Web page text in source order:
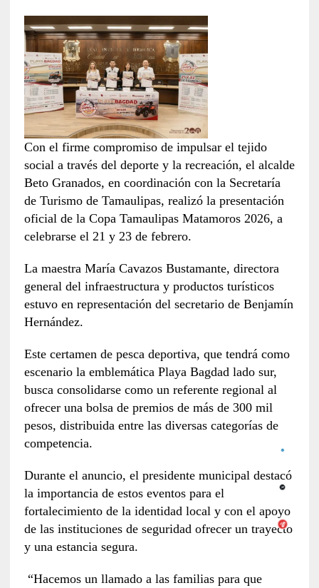
Con el firme compromiso de impulsar el tejido
social a través del deporte y la recreación, el alcalde
Beto Granados, en coordinación con la Secretaría
de Turismo de Tamaulipas, realizó la presentación
oficial de la Copa Tamaulipas Matamoros 2026, a
celebrarse el 21 y 23 de febrero.
La maestra María Cavazos Bustamante, directora
general del infraestructura y productos turísticos
estuvo en representación del secretario de Benjamín
Hernández.
Este certamen de pesca deportiva, que tendrá como
escenario la emblemática Playa Bagdad lado sur,
busca consolidarse como un referente regional al
ofrecer una bolsa de premios de más de 300 mil
pesos, distribuida entre las diversas categorías de
competencia.
Durante el anuncio, el presidente municipal destacó
la importancia de estos eventos para el
fortalecimiento de la identidad local y con el apoyo
de las instituciones de seguridad ofrecer un trayecto
y una estancia segura.
“Hacemos un llamado a las familias para que